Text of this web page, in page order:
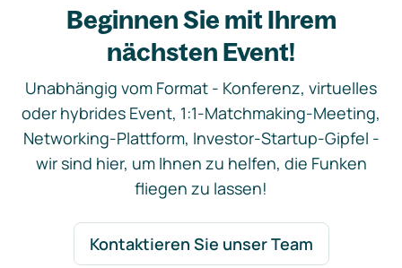
Beginnen Sie mit Ihrem
nächsten Event!
Unabhängig vom Format - Konferenz, virtuelles
oder hybrides Event, 1:1-Matchmaking-Meeting,
Networking-Plattform, Investor-Startup-Gipfel -
wir sind hier, um Ihnen zu helfen, die Funken
fliegen zu lassen!
Kontaktieren Sie unser Team